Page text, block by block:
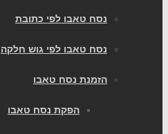
נסח טאבו לפי כתובת
נסח טאבו לפי גוש חלקה
הזמנת נסח טאבו
הפקת נסח טאבו